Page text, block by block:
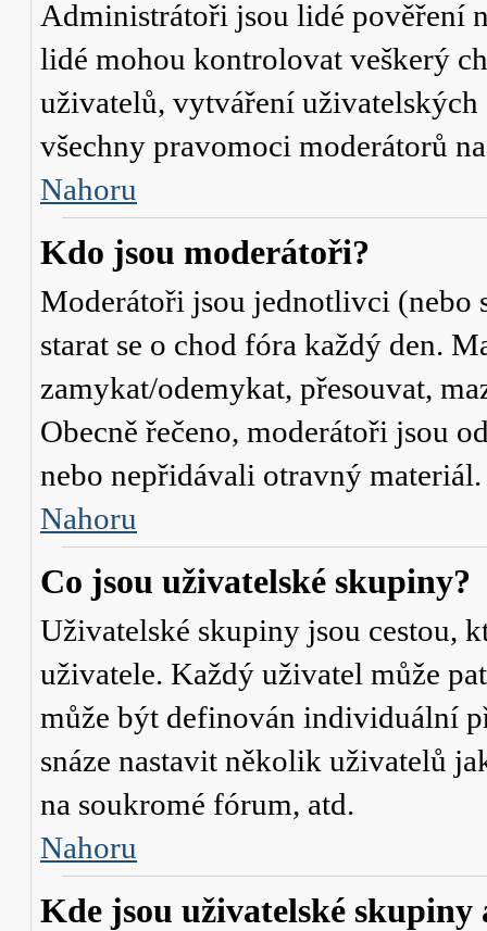
Administrátoři jsou lidé pověření
lidé mohou kontrolovat veškerý
uživatelů, vytváření
všechny pravomoci moderátorů
Nahoru
Kdo jsou moderátoři?
Moderátoři jsou jednotlivci (nebo
starat se o chod fóra každý den.
zamykat/odemykat, přesouvat,
Obecně řečeno, moderátoři jsou
nebo nepřidávali otravný materiál.
Nahoru
Co jsou uživatelské skupiny?
Uživatelské skupiny jsou cestou,
uživatele. Každý uživatel může
může být definován individuální
snáze nastavit několik uživatelů
na soukromé fórum, atd.
Nahoru
Kde jsou uživatelské